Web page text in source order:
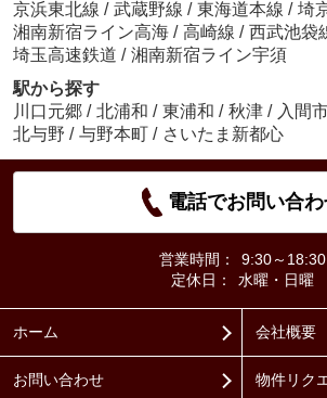
京浜東北線 / 武蔵野線 / 東海道本線 / 埼
湘南新宿ライン高海 / 高崎線 / 西武池袋
埼玉高速鉄道 / 湘南新宿ライン宇須
駅から探す
川口元郷 / 北浦和 / 東浦和 / 秋津 / 入間
北与野 / 与野本町 / さいたま新都心
電話でお問い合
営業時間：
9:30～18:30
定休日：
水曜・日曜
ホーム 会社概要
お問い合わせ 物件リク